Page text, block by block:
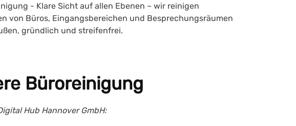
- Klare Sicht auf allen Ebenen – wir reinigen
von Büros, Eingangsbereichen und Besprechungsräumen
gründlich und streifenfrei.
Büroreinigung
Hub Hannover GmbH: